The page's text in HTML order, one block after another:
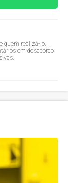
quem realizá-lo.
em desacordo